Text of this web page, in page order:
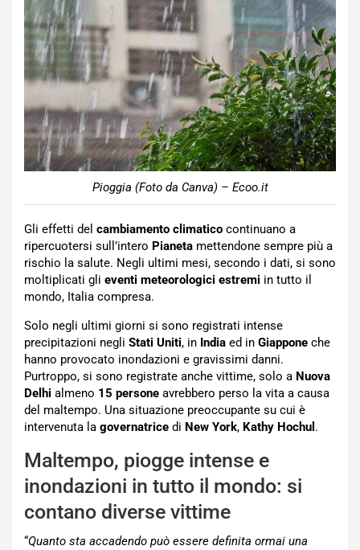
Pioggia (Foto da Canva) – Ecoo.it
Gli effetti del cambiamento climatico continuano a
ripercuotersi sull’intero Pianeta mettendone sempre più a
rischio la salute. Negli ultimi mesi, secondo i dati, si sono
moltiplicati gli eventi meteorologici estremi in tutto il
mondo, Italia compresa.
Solo negli ultimi giorni si sono registrati intense
precipitazioni negli Stati Uniti, in India ed in Giappone che
hanno provocato inondazioni e gravissimi danni.
Purtroppo, si sono registrate anche vittime, solo a Nuova
Delhi almeno 15 persone avrebbero perso la vita a causa
del maltempo. Una situazione preoccupante su cui è
intervenuta la governatrice di New York, Kathy Hochul .
Maltempo, piogge intense e
inondazioni in tutto il mondo: si
contano diverse vittime
“Quanto sta accadendo può essere definita ormai una